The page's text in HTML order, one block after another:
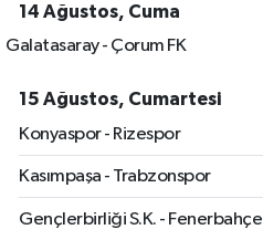
14 Ağustos, Cuma
Galatasaray - Çorum FK
15 Ağustos, Cumartesi
Konyaspor - Rizespor
Kasımpaşa - Trabzonspor
Gençlerbirliği S.K. - Fenerbahçe